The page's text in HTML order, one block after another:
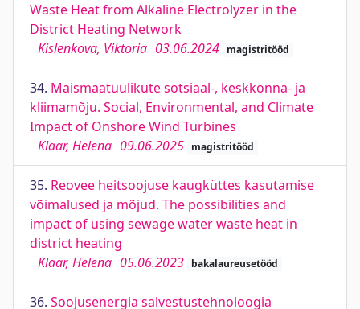
Waste Heat from Alkaline Electrolyzer in the
District Heating Network
Kislenkova, Viktoria 03.06.2024 magistritööd
34. Maismaatuulikute sotsiaal-, keskkonna- ja
kliimamõju. Social, Environmental, and Climate
Impact of Onshore Wind Turbines
Klaar, Helena 09.06.2025 magistritööd
35. Reovee heitsoojuse kaugküttes kasutamise
võimalused ja mõjud. The possibilities and
impact of using sewage water waste heat in
district heating
Klaar, Helena 05.06.2023 bakalaureusetööd
36. Soojusenergia salvestustehnoloogia